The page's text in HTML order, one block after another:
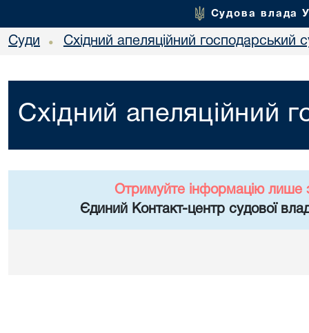
Судова влада
Суди • Східний апеляційний господарський
Східний апеляційний
Отримуйте інформацію лише
Єдиний Контакт-центр судової